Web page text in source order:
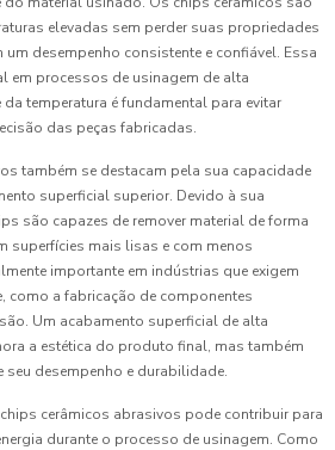
elevadas sem perder suas propriedades
um desempenho consistente e confiável. Essa
em processos de usinagem de alta
temperatura é fundamental para evitar
das peças fabricadas.
também se destacam pela sua capacidade
superficial superior. Devido à sua
são capazes de remover material de forma
superfícies mais lisas e com menos
importante em indústrias que exigem
como a fabricação de componentes
Um acabamento superficial de alta
a estética do produto final, mas também
seu desempenho e durabilidade.
cerâmicos abrasivos pode contribuir para
durante o processo de usinagem. Como